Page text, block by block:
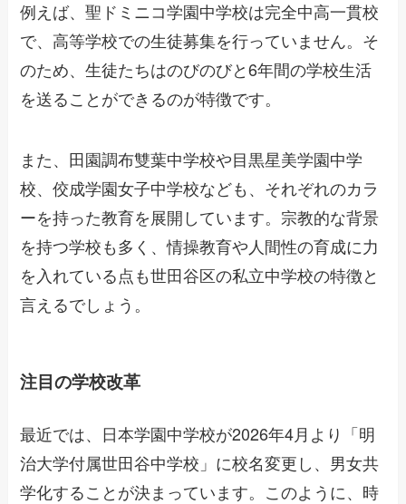
例えば、聖ドミニコ学園中学校は完全中高一貫校
で、高等学校での生徒募集を行っていません。そ
のため、生徒たちはのびのびと6年間の学校生活
を送ることができるのが特徴です。
また、田園調布雙葉中学校や目黒星美学園中学
校、佼成学園女子中学校なども、それぞれのカラ
ーを持った教育を展開しています。宗教的な背景
を持つ学校も多く、情操教育や人間性の育成に力
を入れている点も世田谷区の私立中学校の特徴と
言えるでしょう。
注目の学校改革
最近では、日本学園中学校が2026年4月より「明
治大学付属世田谷中学校」に校名変更し、男女共
学化することが決まっています。このように、時